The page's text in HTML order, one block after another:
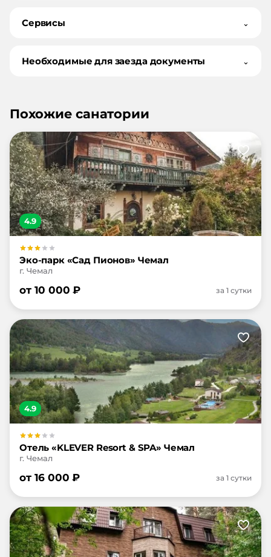
Сервисы ⌄
Необходимые для заезда документы ⌄
Похожие санатории
4.9
Эко-парк «Сад Пионов» Чемал
г. Чемал
от 10 000 ₽ за 1 сутки
4.9
Отель «KLEVER Resort & SPA» Чемал
г. Чемал
от 16 000 ₽ за 1 сутки